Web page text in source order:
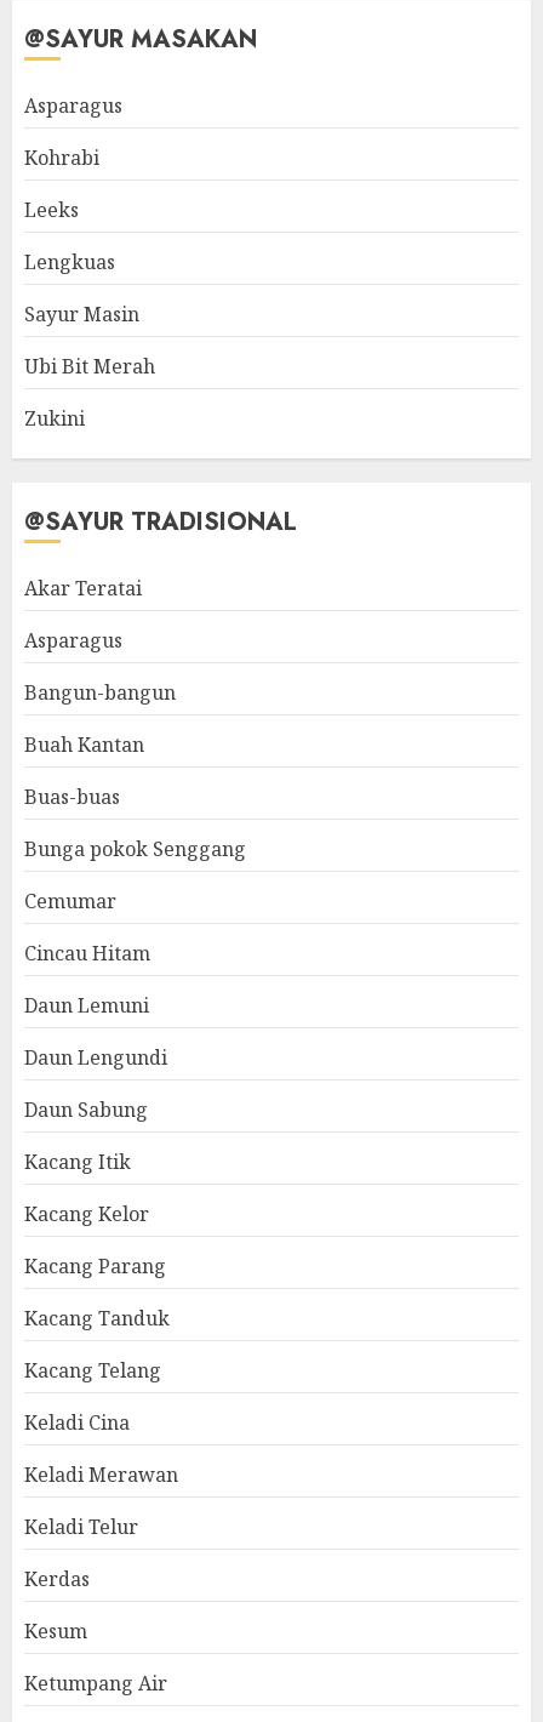
@SAYUR MASAKAN
Asparagus
Kohrabi
Leeks
Lengkuas
Sayur Masin
Ubi Bit Merah
Zukini
@SAYUR TRADISIONAL
Akar Teratai
Asparagus
Bangun-bangun
Buah Kantan
Buas-buas
Bunga pokok Senggang
Cemumar
Cincau Hitam
Daun Lemuni
Daun Lengundi
Daun Sabung
Kacang Itik
Kacang Kelor
Kacang Parang
Kacang Tanduk
Kacang Telang
Keladi Cina
Keladi Merawan
Keladi Telur
Kerdas
Kesum
Ketumpang Air